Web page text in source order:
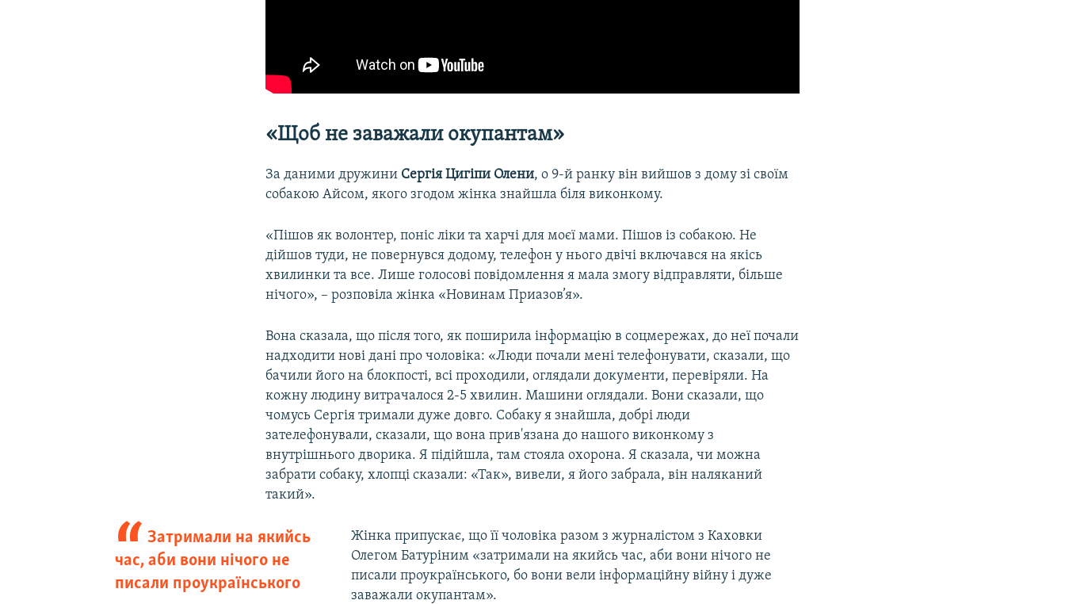
«Щоб не заважали окупантам»
За даними дружини Сергія Цигіпи Олени, о 9-й ранку він вийшов з дому зі своїм
собакою Айсом, якого згодом жінка знайшла біля виконкому.
«Пішов як волонтер, поніс ліки та харчі для моєї мами. Пішов із собакою. Не
дійшов туди, не повернувся додому, телефон у нього двічі включався на якісь
хвилинки та все. Лише голосові повідомлення я мала змогу відправляти, більше
нічого», – розповіла жінка «Новинам Приазов’я».
Вона сказала, що після того, як поширила інформацію в соцмережах, до неї почали
надходити нові дані про чоловіка: «Люди почали мені телефонувати, сказали, що
бачили його на блокпості, всі проходили, оглядали документи, перевіряли. На
кожну людину витрачалося 2-5 хвилин. Машини оглядали. Вони сказали, що
чомусь Сергія тримали дуже довго. Собаку я знайшла, добрі люди
зателефонували, сказали, що вона прив'язана до нашого виконкому з
внутрішнього дворика. Я підійшла, там стояла охорона. Я сказала, чи можна
забрати собаку, хлопці сказали: «Так», вивели, я його забрала, він наляканий
такий».
Затримали на якийсь
час, аби вони нічого не
писали проукраїнського
Жінка припускає, що її чоловіка разом з журналістом з Каховки
Олегом Батуріним «затримали на якийсь час, аби вони нічого не
писали проукраїнського, бо вони вели інформаційну війну і дуже
заважали окупантам».